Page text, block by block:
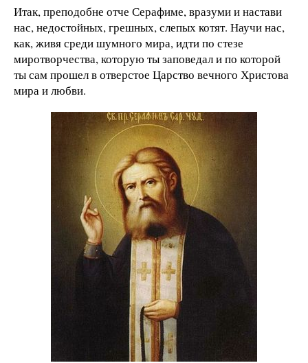
Итак, преподобне отче Серафиме, вразуми и настави
нас, недостойных, грешных, слепых котят. Научи нас,
как, живя среди шумного мира, идти по стезе
миротворчества, которую ты заповедал и по которой
ты сам прошел в отверстое Царство вечного Христова
мира и любви.